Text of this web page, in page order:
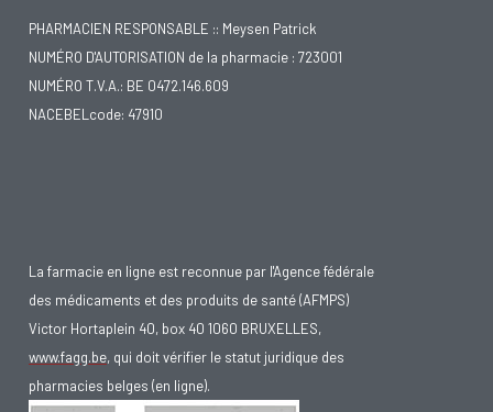
PHARMACIEN RESPONSABLE :: Meysen Patrick
NUMÉRO D'AUTORISATION de la pharmacie : 723001
NUMÉRO T.V.A.: BE 0472.146.609
NACEBELcode: 47910
La farmacie en ligne est reconnue par l'Agence fédérale
des médicaments et des produits de santé (AFMPS)
Victor Hortaplein 40, box 40 1060 BRUXELLES,
www.fagg.be, qui doit vérifier le statut juridique des
pharmacies belges (en ligne).